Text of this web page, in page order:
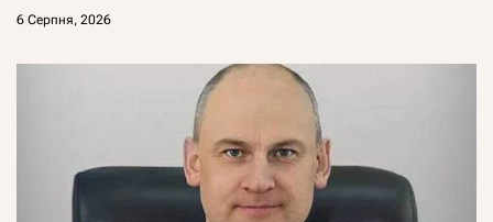
6 Серпня, 2026